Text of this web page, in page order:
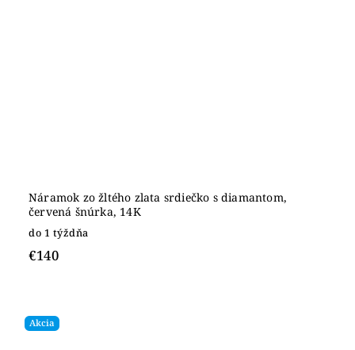
Náramok zo žltého zlata srdiečko s diamantom,
červená šnúrka, 14K
do 1 týždňa
€140
Akcia